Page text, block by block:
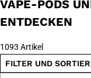
VAPE-PODS
ENTDECKEN
1093 Artikel
FILTER UND